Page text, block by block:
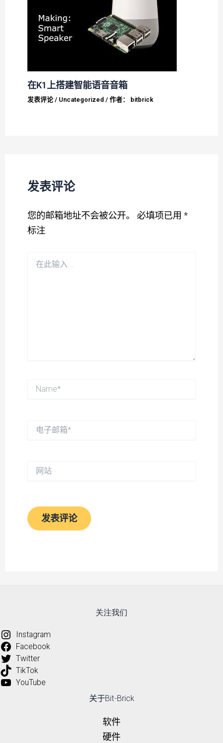
在K1上搭建智能语音音箱
发表评论 / Uncategorized / 作者： bitbrick
发表评论
您的邮箱地址不会被公开。 必填项已用*
标注
关注我们
Instagram
Facebook
Twitter
TikTok
YouTube
关于Bit-Brick
软件
硬件